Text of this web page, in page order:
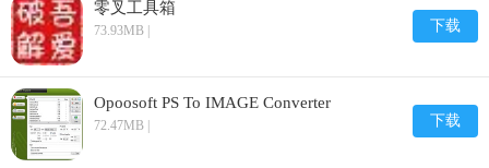
零叉工具箱
73.93MB | 下载
Opoosoft PS To IMAGE Converter
72.47MB | 下载